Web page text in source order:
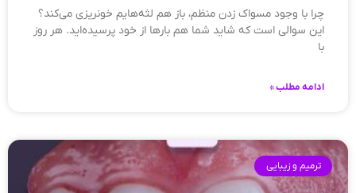
چرا با وجود مسواک زدن منظم، باز هم لثه‌هایم خونریزی می‌کند؟
این سوالی است که شاید شما هم بارها از خود پرسیده‌اید. هر روز
با
ادامه مطلب »
ترمیم و زیبایی